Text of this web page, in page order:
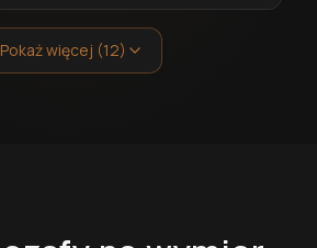
Pokaż więcej (12)